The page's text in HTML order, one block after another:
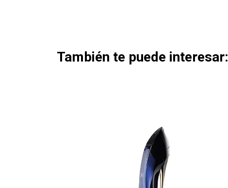
También te puede interesar: